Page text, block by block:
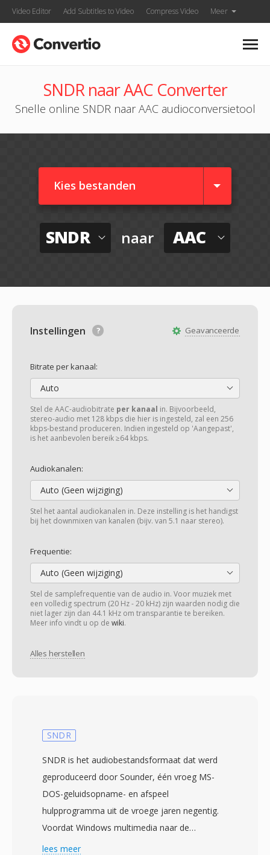
Video Editor Add Subtitles to Video Compress Video Meer
SNDR naar AAC Converter
Snelle online SNDR naar AAC audioconversietool
Kies bestanden
SNDR naar AAC
Geavanceerde
Instellingen
Bitrate per kanaal:
Auto
Stel de AAC-audiobitrate per kanaal in. Bijvoorbeeld,
stereo-audio met 128 kbps die hier is ingesteld, zal een 256
kbps-bestand produceren. Indien ingesteld op 'Aangepast',
is het aanbevolen bereik ≥64 kbps.
Audiokanalen:
Auto (Geen wijziging)
Stel het aantal audiokanalen in. Deze instelling is het handigst
bij het downmixen van kanalen (bijv. van 5.1 naar stereo).
Frequentie:
Auto (Geen wijziging)
Stel de samplefrequentie van de audio in. Voor muziek met
een volledig spectrum (20 Hz - 20 kHz) zijn waarden nodig die
niet lager zijn dan 44.1 kHz om transparantie te bereiken.
Meer info vindt u op de wiki.
Alles herstellen
SNDR
SNDR is het audiobestandsformaat dat werd
geproduceerd door Sounder, één vroeg MS-
DOS-geluidsopname- en afspeel
hulpprogramma uit de vroege jaren negentig.
Voordat Windows multimedia naar de
mainstream bracht, behoorde Sounder tot één
lees meer